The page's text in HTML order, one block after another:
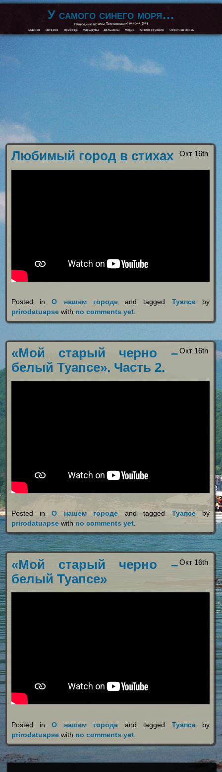
У самого синего моря…
Природные ресурсы Туапсинского района (6+)
Главная История Природа Маршруты Дольмены Медиа Антикоррупция Обратная связь
Окт 16th
Любимый город в стихах
Posted inО нашем городе and tagged Туапсеby
prirodatuapsewith no comments yet.
Окт 16th
«Мой старый черно –
белый Туапсе». Часть 2.
Posted inО нашем городе and tagged Туапсеby
prirodatuapsewith no comments yet.
Окт 16th
«Мой старый черно –
белый Туапсе»
Posted inО нашем городе and tagged Туапсеby
prirodatuapsewith no comments yet.